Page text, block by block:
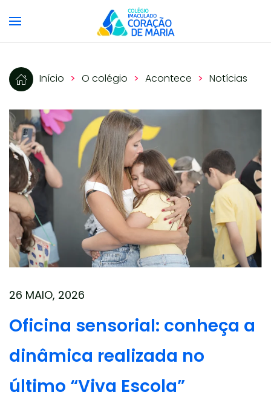
Skip to main content
Início O colégio Acontece Notícias
26 MAIO, 2026
Oficina sensorial: conheça a
dinâmica realizada no
último “Viva Escola”